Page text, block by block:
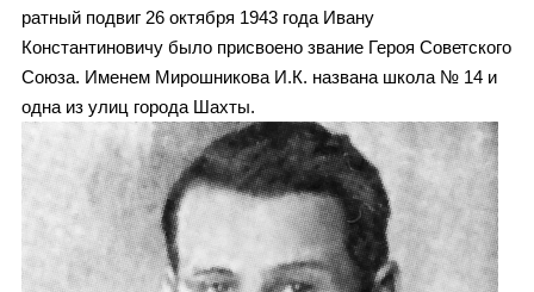
Фотогалерея
ратный подвиг 26 октября 1943 года Ивану
Константиновичу было присвоено звание Героя Советского
Союза. Именем Мирошникова И.К. названа школа № 14 и
одна из улиц города Шахты.